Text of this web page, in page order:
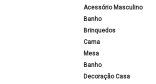
Acessório Masculino
Banho
Brinquedos
Cama
Mesa
Banho
Decoração Casa